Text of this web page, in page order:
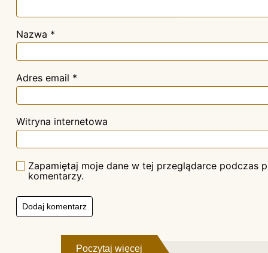
Nazwa *
Adres email *
Witryna internetowa
Zapamiętaj moje dane w tej przeglądarce podczas
komentarzy.
Poczytaj więcej